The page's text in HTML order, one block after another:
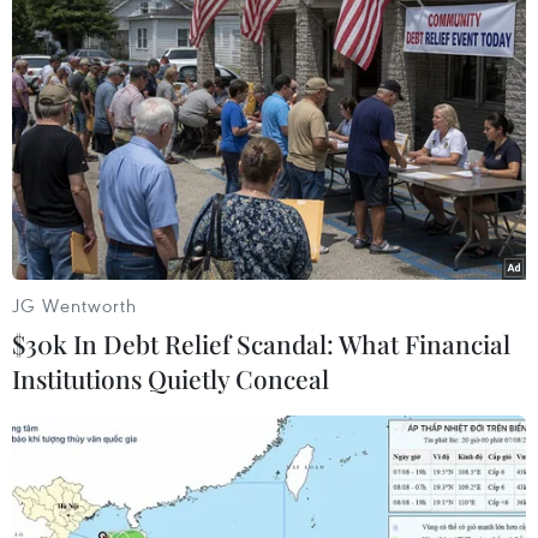
thể mới thuộc nhóm “biến thể đáng quan ngại.”
Tổng Giám đốc WHO khẳng định biến thể
Omicron có một số lượng lớn đột biến, trong đó
có một số đột biến đáng lo ngại, do đó ông kêu
gọi các quốc gia tăng tốc đảm bảo công bằng
vaccine càng sớm càng tốt./.
(TTXVN/Vietnam+)
JG Wentworth
$30k In Debt Relief Scandal: What Financial
Institutions Quietly Conceal